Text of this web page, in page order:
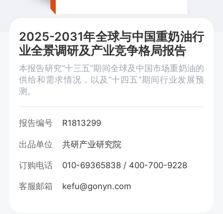
2025-2031年全球与中国重奶油行
业全景调研及产业竞争格局报告
本报告研究“十三五”期间全球及中国市场重奶油的
供给和需求情况，以及“十四五”期间行业发展预
测。
报告编号 R1813299
出品单位 共研产业研究院
订购电话 010-69365838 / 400-700-9228
客服邮箱 kefu@gonyn.com